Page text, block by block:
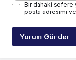
Bir dahaki sefere
posta adresimi
Yorum Gönder